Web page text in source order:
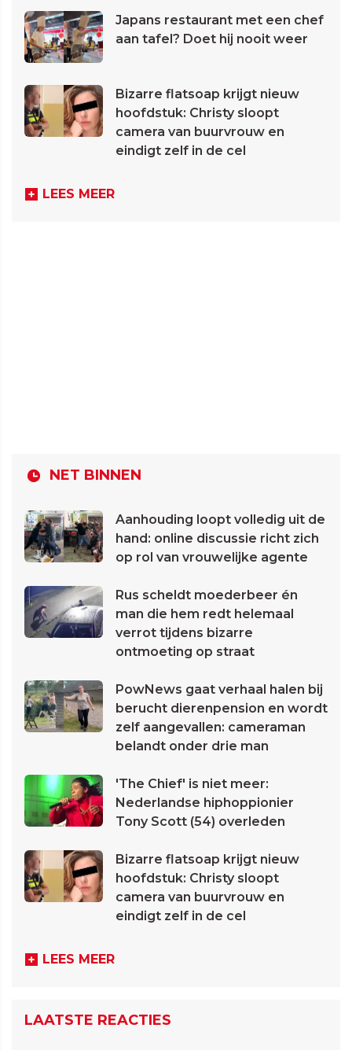
Japans restaurant met een chef
aan tafel? Doet hij nooit weer
Bizarre flatsoap krijgt nieuw
hoofdstuk: Christy sloopt
camera van buurvrouw en
eindigt zelf in de cel
LEES MEER
NET BINNEN
Aanhouding loopt volledig uit de
hand: online discussie richt zich
op rol van vrouwelijke agente
Rus scheldt moederbeer én
man die hem redt helemaal
verrot tijdens bizarre
ontmoeting op straat
PowNews gaat verhaal halen bij
berucht dierenpension en wordt
zelf aangevallen: cameraman
belandt onder drie man
'The Chief' is niet meer:
Nederlandse hiphoppionier
Tony Scott (54) overleden
Bizarre flatsoap krijgt nieuw
hoofdstuk: Christy sloopt
camera van buurvrouw en
eindigt zelf in de cel
LEES MEER
LAATSTE REACTIES